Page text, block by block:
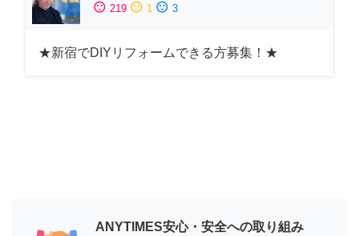
sentiment_satisfied 219 sentiment_neutral 1 sentiment_dissatisfied 3
★新宿でDIYリフォームできる方募集！★
ANYTIMES安心・安全への取り組み